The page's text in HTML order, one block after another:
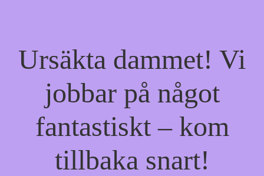
Ursäkta dammet! Vi
jobbar på något
fantastiskt – kom
tillbaka snart!